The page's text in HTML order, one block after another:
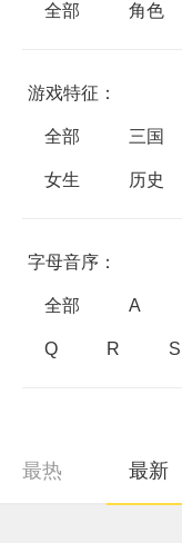
全部 角色
游戏特征：
全部 三国
女生 历史
字母音序：
全部 A
Q R S
最热 最新